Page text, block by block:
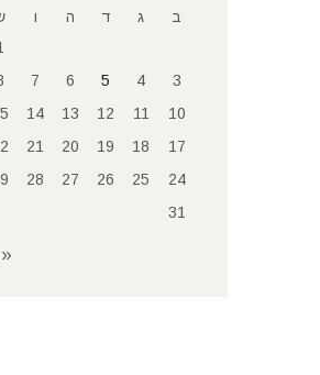
ב ג ד ה ו
3
4
5
6
7
10
11
12
13
14
17
18
19
20
21
24
25
26
27
28
31